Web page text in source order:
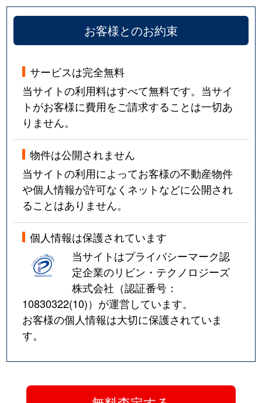
お客様とのお約束
サービスは完全無料
当サイトの利用料はすべて無料です。当サイ
トがお客様に費用をご請求することは一切あ
りません。
物件は公開されません
当サイトの利用によってお客様の不動産物件
や個人情報が許可なくネットなどに公開され
ることはありません。
個人情報は保護されています
当サイトはプライバシーマーク認
定企業のリビン・テクノロジーズ
株式会社（認証番号：
10830322(10)）が運営しています。
お客様の個人情報は大切に保護されていま
す。